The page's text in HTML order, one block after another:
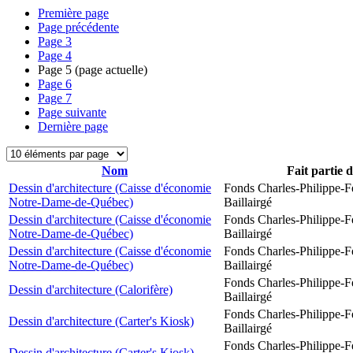
Première page
Page précédente
Page 3
Page 4
Page 5 (page actuelle)
Page 6
Page 7
Page suivante
Dernière page
Nom
Fait partie
Dessin d'architecture (Caisse d'économie
Notre-Dame-de-Québec)
Fonds Charles-Philippe-
Baillairgé
Dessin d'architecture (Caisse d'économie
Notre-Dame-de-Québec)
Fonds Charles-Philippe-
Baillairgé
Dessin d'architecture (Caisse d'économie
Notre-Dame-de-Québec)
Fonds Charles-Philippe-
Baillairgé
Dessin d'architecture (Calorifère)
Fonds Charles-Philippe-
Baillairgé
Dessin d'architecture (Carter's Kiosk)
Fonds Charles-Philippe-
Baillairgé
Fonds Charles-Philippe-